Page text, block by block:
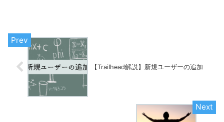
【Trailhead解説】新規ユーザーの追加